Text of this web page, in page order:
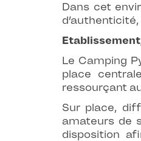
Dans cet
Le Camping
place
ressourçant
Sur place,
amateurs de
disposition